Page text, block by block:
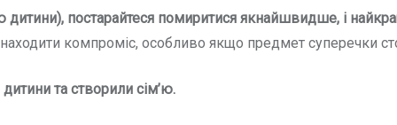
постарайтеся помиритися якнайшвидше, і
компроміс, особливо якщо предмет суперечки
та створили сім’ю.